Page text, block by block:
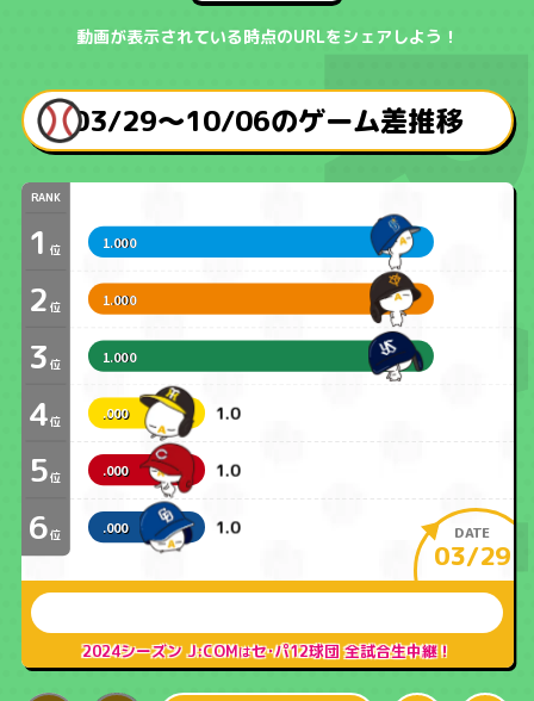
動画が表示されている時点のURLをシェアしよう！
03/29〜10/06のゲーム差推移
DATE
03/29
RANK
1 位
2 位
3 位
4位
5位
6位
1.000
1.0
.000
1.0
.000
1.000
1.000
1.0
.000
2024シーズン J:COMはセ･パ12球団 全試合生中継！